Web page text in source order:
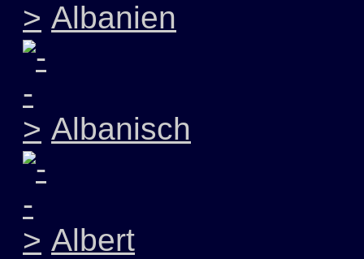
Albanien
Albanisch
Albert